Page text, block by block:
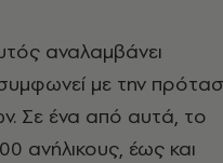
αναλαμβάνει
με την
Σε ένα από αυτά, το
ανήλικους, έως και